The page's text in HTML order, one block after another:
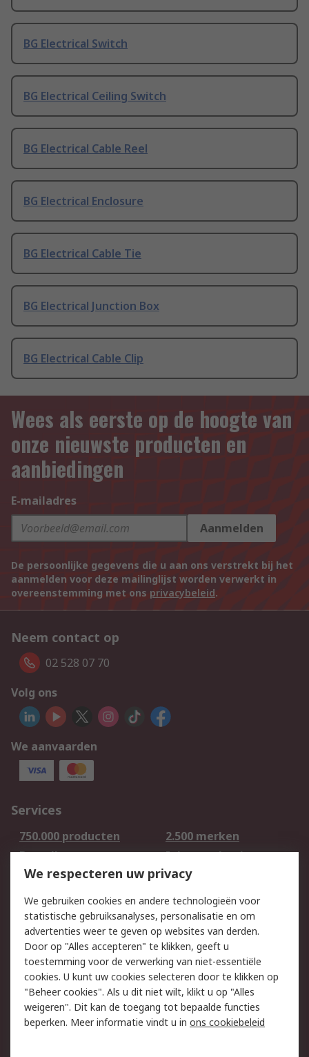
BG Electrical Switch
BG Electrical Ceiling Switch
BG Electrical Cable Reel
BG Electrical Enclosure
BG Electrical Cable Tie
BG Electrical Junction Box
BG Electrical Cable Clip
Wees als eerste op de hoogte van
onze nieuwste producten en
aanbiedingen
E-mailadres
Aanmelden
De persoonlijke gegevens die u aan ons verstrekt bij het
aanmelden voor deze mailinglijst worden verwerkt in
overeenstemming met ons privacybeleid.
Neem contact op
02 528 07 70
Volg ons
We aanvaarden
Services
750.000 producten
2.500 merken
Bestellen
Inkoopoplossingen
Retouren
Technisch advies
Track & Trace
Wettelijk
Cookiebeleid
Email veiligheid
Privacybeleid -
Bijgewerkt
Websitevoorwaarden
Algemene
verkoopvoorwaarden
We respecteren uw privacy
We gebruiken cookies en andere technologieën voor
statistische gebruiksanalyses, personalisatie en om
advertenties weer te geven op websites van derden.
Door op "Alles accepteren" te klikken, geeft u
toestemming voor de verwerking van niet-essentiële
cookies. U kunt uw cookies selecteren door te klikken op
"Beheer cookies". Als u dit niet wilt, klikt u op "Alles
weigeren". Dit kan de toegang tot bepaalde functies
beperken. Meer informatie vindt u in ons cookiebeleid